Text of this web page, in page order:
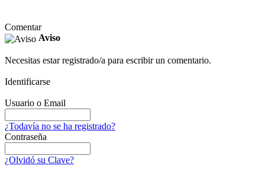
Comentar
Aviso
Necesitas estar registrado/a para escribir un comentario.
Identificarse
Usuario o Email
¿Todavía no se ha registrado?
Contraseña
¿Olvidó su Clave?